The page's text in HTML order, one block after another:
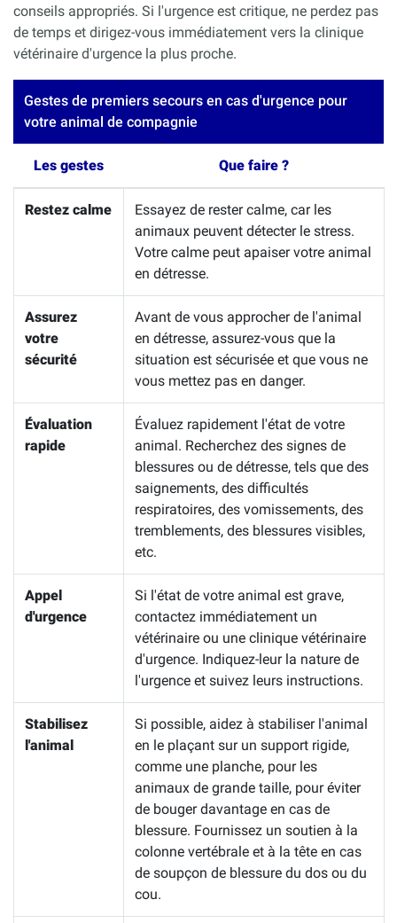
conseils appropriés. Si l'urgence est critique, ne perdez pas
de temps et dirigez-vous immédiatement vers la clinique
vétérinaire d'urgence la plus proche.
Gestes de premiers secours en cas d'urgence pour
votre animal de compagnie
Les gestes Que faire ?
Restez calme
Essayez de rester calme, car les
animaux peuvent détecter le stress.
Votre calme peut apaiser votre animal
en détresse.
Assurez
votre
sécurité
Avant de vous approcher de l'animal
en détresse, assurez-vous que la
situation est sécurisée et que vous ne
vous mettez pas en danger.
Évaluation
rapide
Évaluez rapidement l'état de votre
animal. Recherchez des signes de
blessures ou de détresse, tels que des
saignements, des difficultés
respiratoires, des vomissements, des
tremblements, des blessures visibles,
etc.
Appel
d'urgence
Si l'état de votre animal est grave,
contactez immédiatement un
vétérinaire ou une clinique vétérinaire
d'urgence. Indiquez-leur la nature de
l'urgence et suivez leurs instructions.
Stabilisez
l'animal
Si possible, aidez à stabiliser l'animal
en le plaçant sur un support rigide,
comme une planche, pour les
animaux de grande taille, pour éviter
de bouger davantage en cas de
blessure. Fournissez un soutien à la
colonne vertébrale et à la tête en cas
de soupçon de blessure du dos ou du
cou.